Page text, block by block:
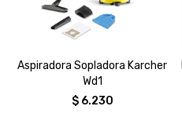
Aspiradora Sopladora Karcher
Wd1
$ 6.230